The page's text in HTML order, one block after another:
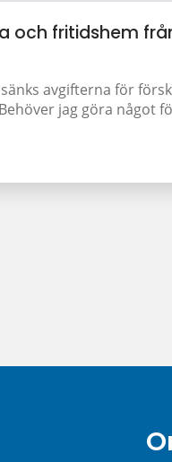
och fritidshem
avgifterna för
jag göra något